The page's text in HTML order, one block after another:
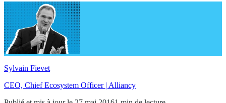
Sylvain Fievet
CEO, Chief Ecosystem Officer | Alliancy